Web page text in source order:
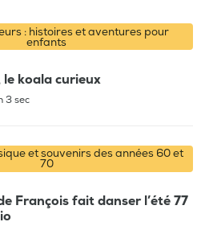
: histoires et aventures pour
enfants
koala curieux
3 sec
et souvenirs des années 60 et
70
François fait danser l’été 77